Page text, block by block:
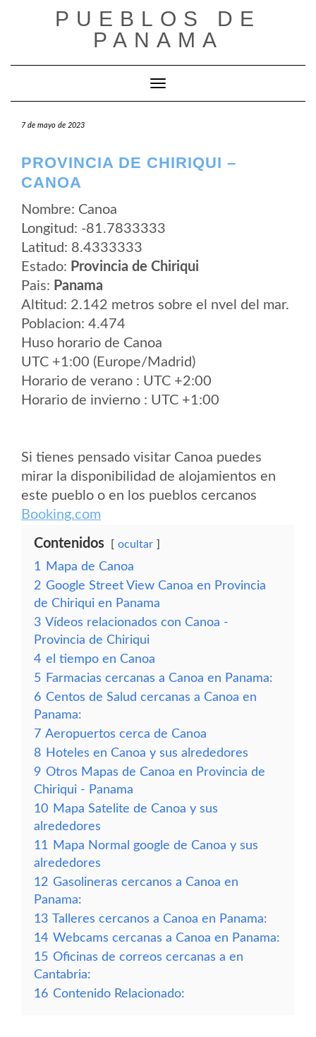
PUEBLOS DE
PANAMA
Cambiar modo de navegación
7 de mayo de 2023
PROVINCIA DE CHIRIQUI –
CANOA
Nombre: Canoa
Longitud: -81.7833333
Latitud: 8.4333333
Estado: Provincia de Chiriqui
Pais: Panama
Altitud: 2.142 metros sobre el nvel del mar.
Poblacion: 4.474
Huso horario de Canoa
UTC +1:00 (Europe/Madrid)
Horario de verano : UTC +2:00
Horario de invierno : UTC +1:00
Si tienes pensado visitar Canoa puedes
mirar la disponibilidad de alojamientos en
este pueblo o en los pueblos cercanos
Booking.com
Contenidos ocultar
1
Mapa de Canoa
2 Google Street View Canoa en Provincia
de Chiriqui en Panama
3 Vídeos relacionados con Canoa -
Provincia de Chiriqui
4 el tiempo en Canoa
5 Farmacias cercanas a Canoa en Panama:
6 Centos de Salud cercanas a Canoa en
Panama:
7 Aeropuertos cerca de Canoa
8 Hoteles en Canoa y sus alrededores
9 Otros Mapas de Canoa en Provincia de
Chiriqui - Panama
10 Mapa Satelite de Canoa y sus
alrededores
11
Mapa Normal google de Canoa y sus
alrededores
12 Gasolineras cercanos a Canoa en
Panama:
13 Talleres cercanos a Canoa en Panama:
14 Webcams cercanas a Canoa en Panama:
15 Oficinas de correos cercanas a en
Cantabria:
16 Contenido Relacionado: